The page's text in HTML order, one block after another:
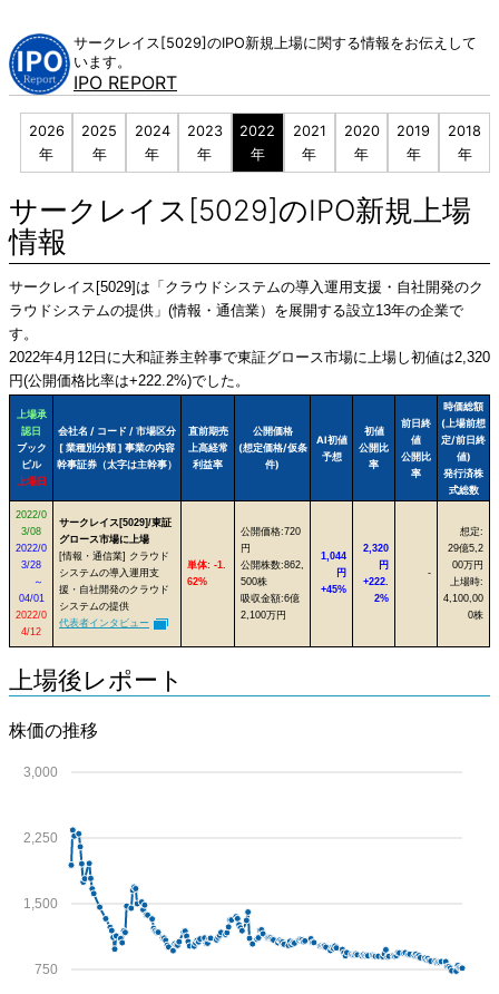
content
サークレイス[5029]のIPO新規上場に関する情報をお伝えして
います。
IPO REPORT
2026
年
2025
年
2024
年
2023
年
2022
年
2021
年
2020
年
2019
年
2018
年
サークレイス[5029]のIPO新規上場
情報
サークレイス[5029]は「クラウドシステムの導入運用支援・自社開発のク
ラウドシステムの提供」(情報・通信業）を展開する設立13年の企業で
す。
2022年4月12日に大和証券主幹事で東証グロース市場に上場し初値は2,320
円(公開価格比率は+222.2%)でした。
上場承
認日
ブック
ビル
上場日
会社名 / コード / 市場区分
[ 業種別分類 ] 事業の内容
幹事証券（太字は主幹事）
直前期売
上高経常
利益率
公開価格
(想定価格/仮条
件)
AI初値
予想
初値
公開比
率
前日終
値
公開比
率
時価総額
(上場前想
定/前日終
値)
発行済株
式総数
2022/0
3/08
2022/0
3/28
～
04/01
2022/0
4/12
サークレイス[5029]/東証
グロース市場に上場
[情報・通信業] クラウド
システムの導入運用支
援・自社開発のクラウド
システムの提供
代表者インタビュー
単体: -1.
62%
公開価格:720
円
公開株数:862,
500株
吸収金額:6億
2,100万円
1,044
円
+45%
2,320
円
+222.
2%
-
想定:
29億5,2
00万円
上場時:
4,100,00
0株
上場後レポート
株価の推移
750
1,500
2,250
3,000